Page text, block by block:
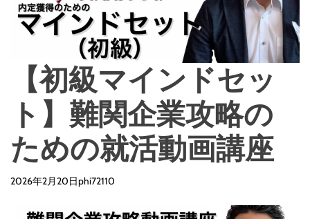
o
d
【初級マインドセッ
ト】難関企業攻略の
ための就活動画講座
2026年2月20日phi72110